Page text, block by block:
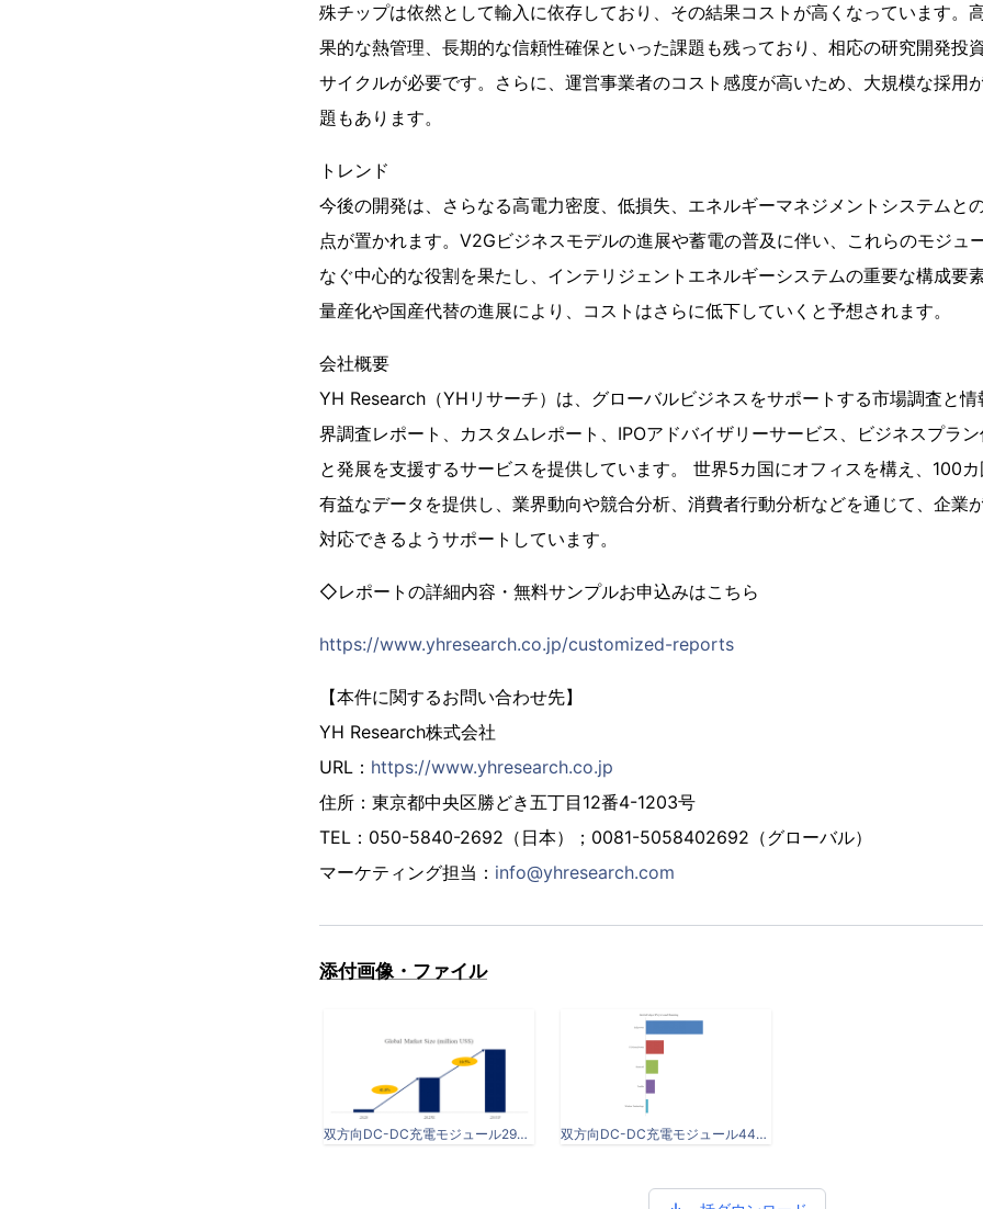
殊チップは依然として輸入に依存しており、その結果コストが高くなっています。
果的な熱管理、長期的な信頼性確保といった課題も残っており、相応の研究開発投
サイクルが必要です。さらに、運営事業者のコスト感度が高いため、大規模な採用
題もあります。
トレンド
今後の開発は、さらなる高電力密度、低損失、エネルギーマネジメントシステムと
点が置かれます。V2Gビジネスモデルの進展や蓄電の普及に伴い、これらのモジュ
なぐ中心的な役割を果たし、インテリジェントエネルギーシステムの重要な構成要
量産化や国産代替の進展により、コストはさらに低下していくと予想されます。
会社概要
YH Research（YHリサーチ）は、グローバルビジネスをサポートする市場調査と
界調査レポート、カスタムレポート、IPOアドバイザリーサービス、ビジネスプラ
と発展を支援するサービスを提供しています。 世界5カ国にオフィスを構え、100
有益なデータを提供し、業界動向や競合分析、消費者行動分析などを通じて、企業
対応できるようサポートしています。
◇レポートの詳細内容・無料サンプルお申込みはこちら
https://www.yhresearch.co.jp/customized-reports
【本件に関するお問い合わせ先】
YH Research株式会社
URL： https://www.yhresearch.co.jp
住所：東京都中央区勝どき五丁目12番4-1203号
TEL：050-5840-2692（日本）；0081-5058402692（グローバル）
マーケティング担当： info@yhresearch.com
添付画像・ファイル
双方向DC-DC充電モジュール299.png 双方向DC-DC充電モジュール444.png